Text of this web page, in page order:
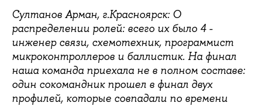
Султанов Арман, г.Красноярск: О
распределении ролей: всего их было 4 -
инженер связи, схемотехник, программист
микроконтроллеров и баллистик. На финал
наша команда приехала не в полном составе:
один сокомандник прошел в финал двух
профилей, которые совпадали по времени